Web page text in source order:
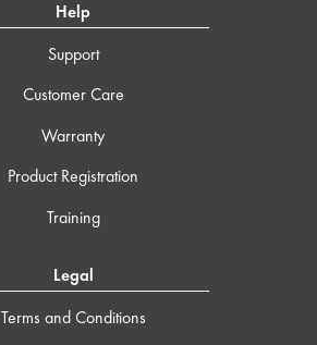
Help
Support
Customer Care
Warranty
Product Registration
Training
Legal
Terms and Conditions